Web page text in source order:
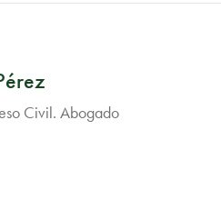
Civil. Abogado